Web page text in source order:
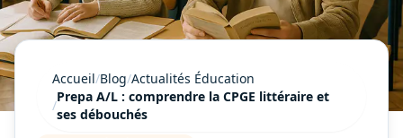
Accueil/Blog/Actualités Éducation
/
Prepa A/L : comprendre la CPGE littéraire et
ses débouchés